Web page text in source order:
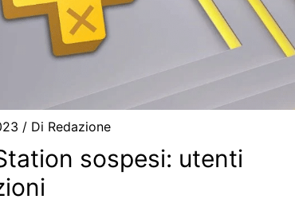
/ Di Redazione
sospesi: utenti